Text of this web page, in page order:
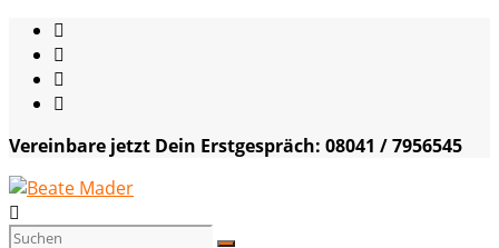
Skip
content
Vereinbare jetzt Dein Erstgespräch: 08041 / 7956545
Beate